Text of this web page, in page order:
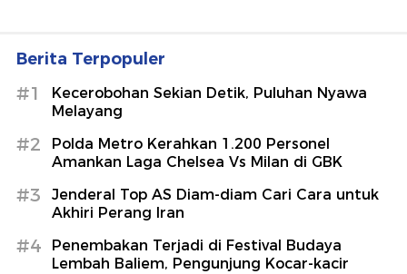
Berita Terpopuler
#1
Kecerobohan Sekian Detik, Puluhan Nyawa
Melayang
#2
Polda Metro Kerahkan 1.200 Personel
Amankan Laga Chelsea Vs Milan di GBK
#3
Jenderal Top AS Diam-diam Cari Cara untuk
Akhiri Perang Iran
#4
Penembakan Terjadi di Festival Budaya
Lembah Baliem, Pengunjung Kocar-kacir